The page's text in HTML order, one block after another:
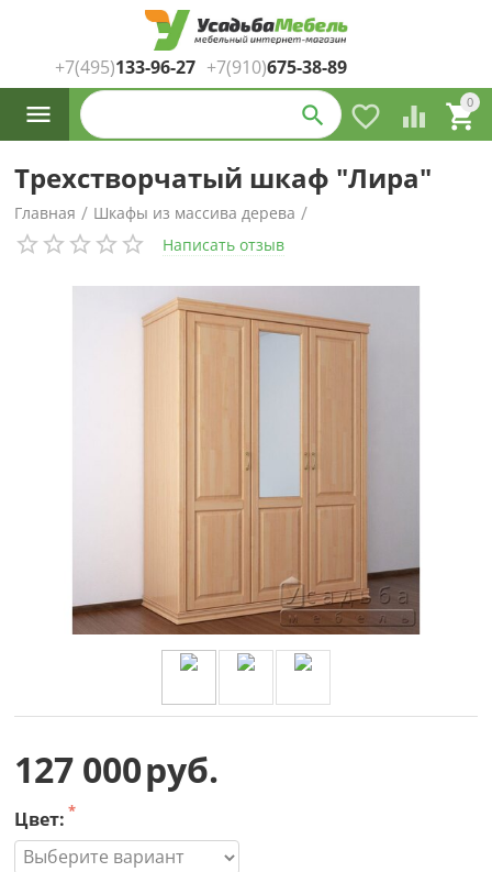
+7(495)133-96-27 +7(910)675-38-89
0

 

Каталог
товаров
Трехстворчатый шкаф "Лира"
Главная / Шкафы из массива дерева /
Шкафы трехстворчатые / из сосны
Написать отзыв
127 000руб.
Цвет: